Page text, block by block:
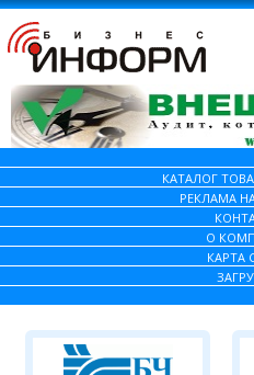
КАТАЛОГ
РЕКЛАМА
О
КАРТА